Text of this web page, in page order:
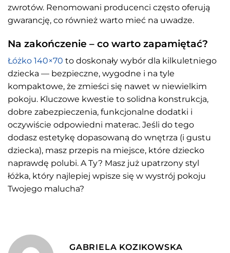
zwrotów. Renomowani producenci często oferują
gwarancję, co również warto mieć na uwadze.
Na zakończenie – co warto zapamiętać?
Łóżko 140×70 to doskonały wybór dla kilkuletniego
dziecka — bezpieczne, wygodne i na tyle
kompaktowe, że zmieści się nawet w niewielkim
pokoju. Kluczowe kwestie to solidna konstrukcja,
dobre zabezpieczenia, funkcjonalne dodatki i
oczywiście odpowiedni materac. Jeśli do tego
dodasz estetykę dopasowaną do wnętrza (i gustu
dziecka), masz przepis na miejsce, które dziecko
naprawdę polubi. A Ty? Masz już upatrzony styl
łóżka, który najlepiej wpisze się w wystrój pokoju
Twojego malucha?
GABRIELA KOZIKOWSKA